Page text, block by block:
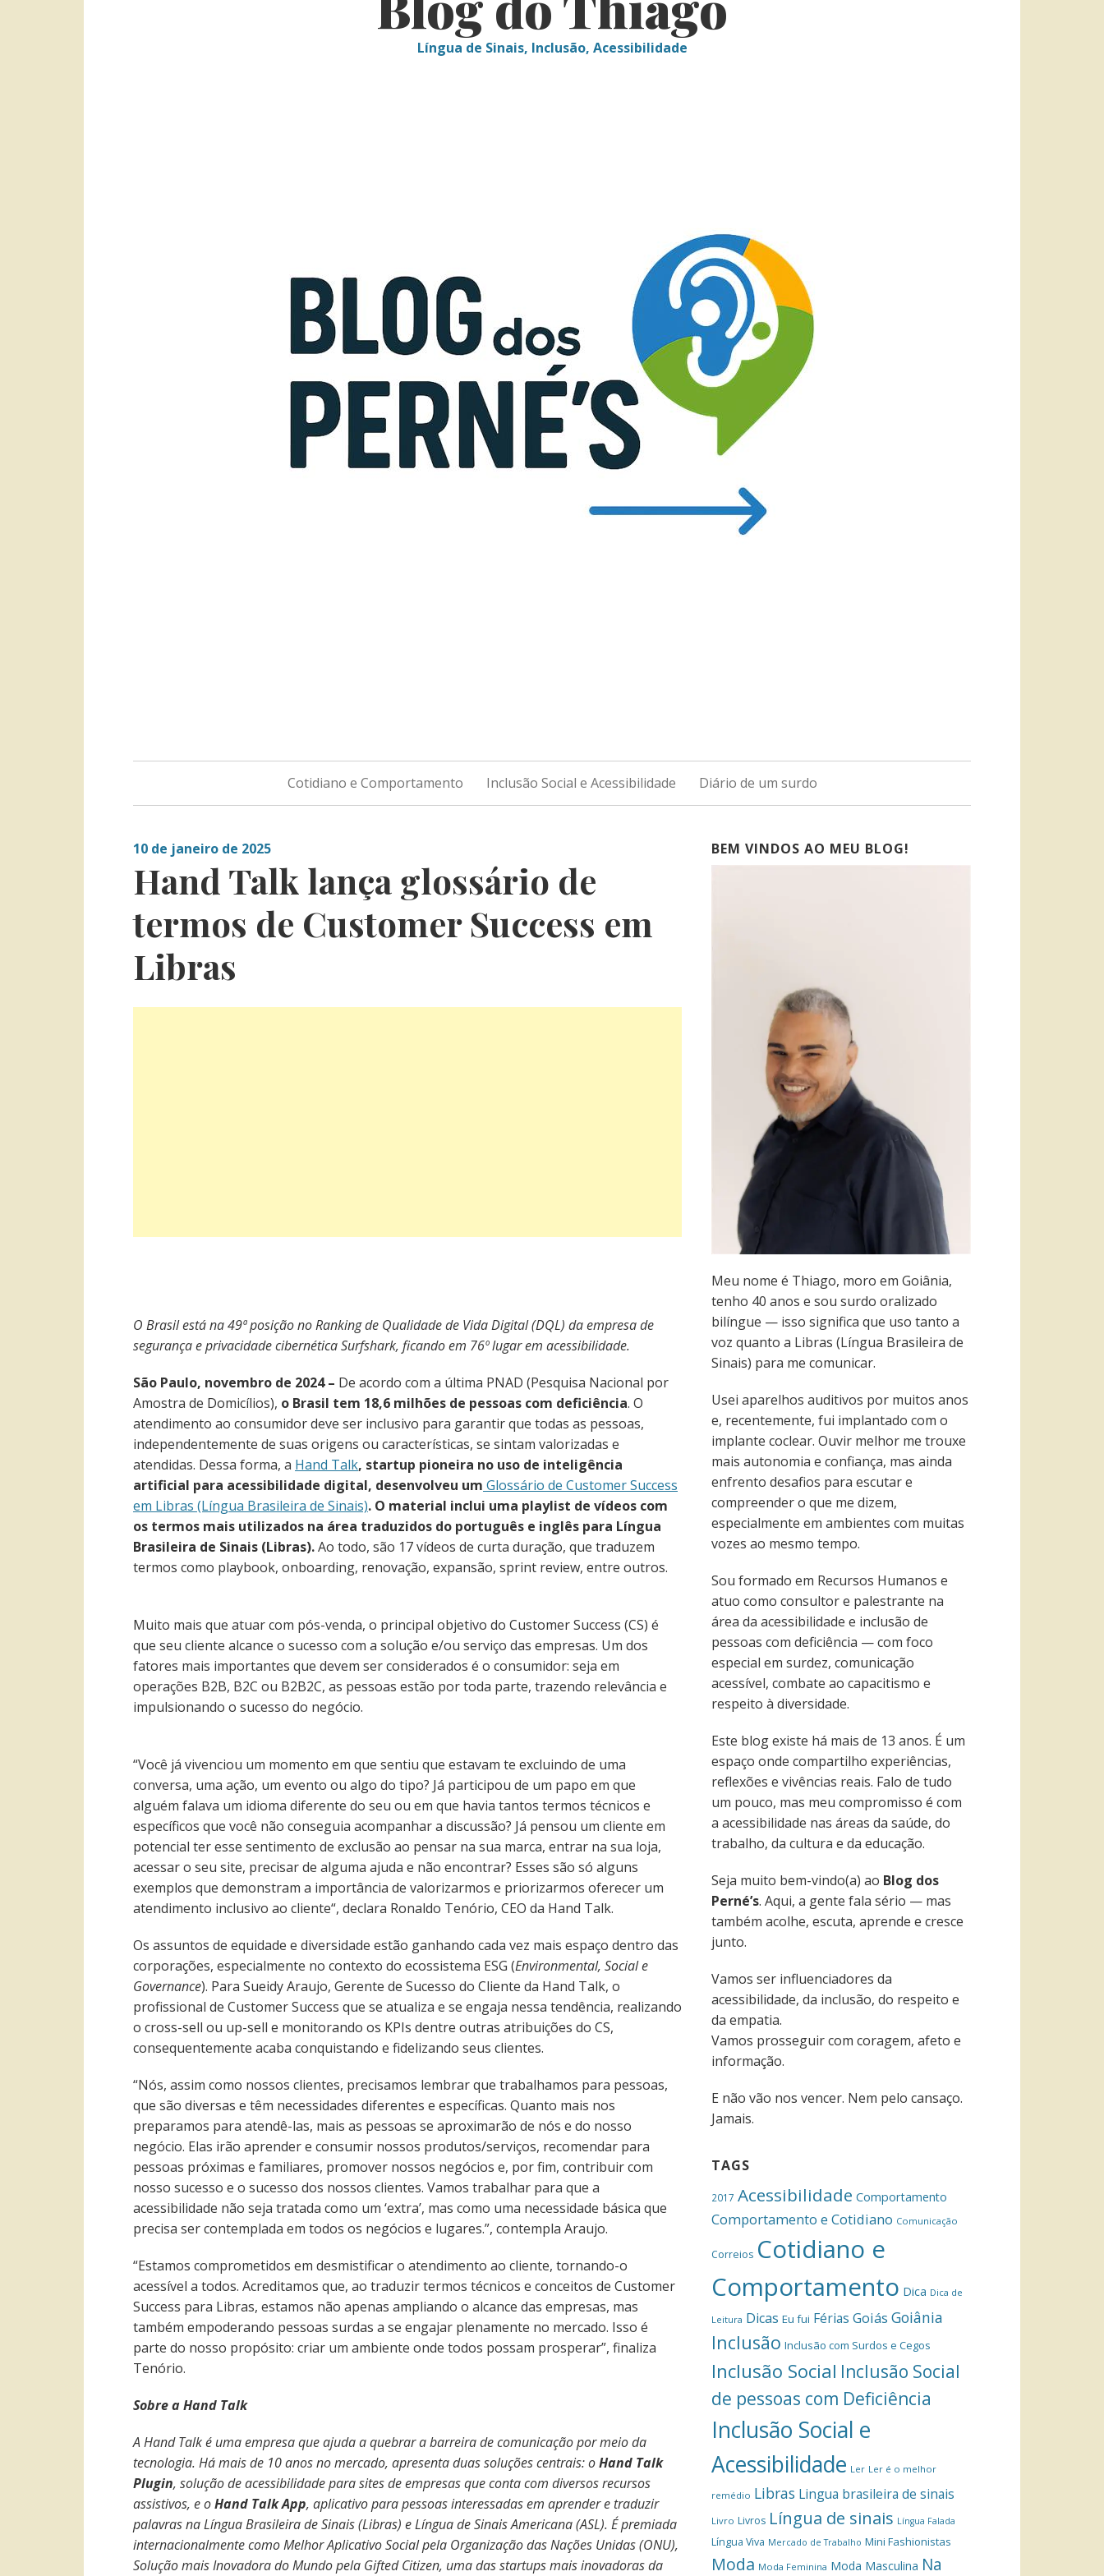
Língua de Sinais, Inclusão, Acessibilidade
Cotidiano e Comportamento Inclusão Social e Acessibilidade Diário de um surdo
10 de janeiro de 2025
Hand Talk lança glossário de
termos de Customer Success em
Libras
O Brasil está na 49ª posição no Ranking de Qualidade de Vida Digital (DQL) da empresa de
segurança e privacidade cibernética Surfshark, ficando em 76º lugar em acessibilidade.
São Paulo, novembro de 2024 – De acordo com a última PNAD (Pesquisa Nacional por
Amostra de Domicílios), o Brasil tem 18,6 milhões de pessoas com deficiência. O
atendimento ao consumidor deve ser inclusivo para garantir que todas as pessoas,
independentemente de suas origens ou características, se sintam valorizadas e
atendidas. Dessa forma, a Hand Talk, startup pioneira no uso de inteligência
artificial para acessibilidade digital, desenvolveu um Glossário de Customer Success
em Libras (Língua Brasileira de Sinais). O material inclui uma playlist de vídeos com
os termos mais utilizados na área traduzidos do português e inglês para Língua
Brasileira de Sinais (Libras).Ao todo, são 17 vídeos de curta duração, que traduzem
termos como playbook, onboarding, renovação, expansão, sprint review, entre outros.
Muito mais que atuar com pós-venda, o principal objetivo do Customer Success (CS) é
que seu cliente alcance o sucesso com a solução e/ou serviço das empresas. Um dos
fatores mais importantes que devem ser considerados é o consumidor: seja em
operações B2B, B2C ou B2B2C, as pessoas estão por toda parte, trazendo relevância e
impulsionando o sucesso do negócio.
“Você já vivenciou um momento em que sentiu que estavam te excluindo de uma
conversa, uma ação, um evento ou algo do tipo? Já participou de um papo em que
alguém falava um idioma diferente do seu ou em que havia tantos termos técnicos e
específicos que você não conseguia acompanhar a discussão? Já pensou um cliente em
potencial ter esse sentimento de exclusão ao pensar na sua marca, entrar na sua loja,
acessar o seu site, precisar de alguma ajuda e não encontrar? Esses são só alguns
exemplos que demonstram a importância de valorizarmos e priorizarmos oferecer um
atendimento inclusivo ao cliente“, declara Ronaldo Tenório, CEO da Hand Talk.
Os assuntos de equidade e diversidade estão ganhando cada vez mais espaço dentro das
corporações, especialmente no contexto do ecossistema ESG (Environmental, Social e
Governance). Para Sueidy Araujo, Gerente de Sucesso do Cliente da Hand Talk, o
profissional de Customer Success que se atualiza e se engaja nessa tendência, realizando
o cross-sell ou up-sell e monitorando os KPIs dentre outras atribuições do CS,
consequentemente acaba conquistando e fidelizando seus clientes.
“Nós, assim como nossos clientes, precisamos lembrar que trabalhamos para pessoas,
que são diversas e têm necessidades diferentes e específicas. Quanto mais nos
preparamos para atendê-las, mais as pessoas se aproximarão de nós e do nosso
negócio. Elas irão aprender e consumir nossos produtos/serviços, recomendar para
pessoas próximas e familiares, promover nossos negócios e, por fim, contribuir com
nosso sucesso e o sucesso dos nossos clientes. Vamos trabalhar para que a
acessibilidade não seja tratada como um ‘extra’, mas como uma necessidade básica que
precisa ser contemplada em todos os negócios e lugares.”, contempla Araujo.
“Estamos comprometidos em desmistificar o atendimento ao cliente, tornando-o
acessível a todos. Acreditamos que, ao traduzir termos técnicos e conceitos de Customer
Success para Libras, estamos não apenas ampliando o alcance das empresas, mas
também empoderando pessoas surdas a se engajar plenamente no mercado. Isso é
parte do nosso propósito: criar um ambiente onde todos possam prosperar”, finaliza
Tenório.
Sobre a Hand Talk
A Hand Talk é uma empresa que ajuda a quebrar a barreira de comunicação por meio da
tecnologia. Há mais de 10 anos no mercado, apresenta duas soluções centrais: oHand Talk
Plugin, solução de acessibilidade para sites de empresas que conta com diversosrecursos
assistivos, e oHand Talk App, aplicativo para pessoas interessadas em aprender e traduzir
palavras na Língua Brasileira de Sinais (Libras) e Língua de Sinais Americana (ASL). É premiada
internacionalmente como Melhor Aplicativo Social pela Organização das Nações Unidas (ONU),
Solução mais Inovadora do Mundo pela Gifted Citizen, uma das startups mais inovadoras da
BEM VINDOS AO MEU BLOG!
Meu nome é Thiago, moro em Goiânia,
tenho 40 anos e sou surdo oralizado
bilíngue — isso significa que uso tanto a
voz quanto a Libras (Língua Brasileira de
Sinais) para me comunicar.
Usei aparelhos auditivos por muitos anos
e, recentemente, fui implantado com o
implante coclear. Ouvir melhor me trouxe
mais autonomia e confiança, mas ainda
enfrento desafios para escutar e
compreender o que me dizem,
especialmente em ambientes com muitas
vozes ao mesmo tempo.
Sou formado em Recursos Humanos e
atuo como consultor e palestrante na
área da acessibilidade e inclusão de
pessoas com deficiência — com foco
especial em surdez, comunicação
acessível, combate ao capacitismo e
respeito à diversidade.
Este blog existe há mais de 13 anos. É um
espaço onde compartilho experiências,
reflexões e vivências reais. Falo de tudo
um pouco, mas meu compromisso é com
a acessibilidade nas áreas da saúde, do
trabalho, da cultura e da educação.
Seja muito bem-vindo(a) ao Blog dos
Perné’s. Aqui, a gente fala sério — mas
também acolhe, escuta, aprende e cresce
junto.
Vamos ser influenciadores da
acessibilidade, da inclusão, do respeito e
da empatia.
Vamos prosseguir com coragem, afeto e
informação.
E não vão nos vencer. Nem pelo cansaço.
Jamais.
TAGS
2017 Acessibilidade Comportamento
Comportamento e Cotidiano Comunicação
Correios Cotidiano e
Comportamento Dica Dica de
Leitura Dicas Eu fui Férias Goiás Goiânia
Inclusão Inclusão com Surdos e Cegos
Inclusão Social Inclusão Social
de pessoas com Deficiência
Inclusão Social e
Acessibilidade Ler Ler é o melhor
remédio Libras Lingua brasileira de sinais
Livro Livros Língua de sinais Língua Falada
Língua Viva Mercado de Trabalho Mini Fashionistas
Moda Moda Feminina Moda Masculina Na